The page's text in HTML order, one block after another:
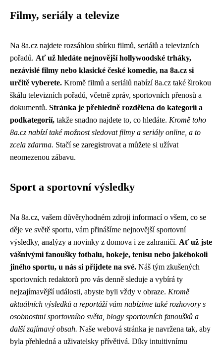
Filmy, seriály a televize
Na 8a.cz najdete rozsáhlou sbírku filmů, seriálů a televizních
pořadů. Ať už hledáte nejnovější hollywoodské trháky,
nezávislé filmy nebo klasické české komedie, na 8a.cz si
určitě vyberete. Kromě filmů a seriálů nabízí 8a.cz také širokou
škálu televizních pořadů, včetně zpráv, sportovních přenosů a
dokumentů. Stránka je přehledně rozdělena do kategorií a
podkategorií, takže snadno najdete to, co hledáte. Kromě toho
8a.cz nabízí také možnost sledovat filmy a seriály online, a to
zcela zdarma. Stačí se zaregistrovat a můžete si užívat
neomezenou zábavu.
Sport a sportovní výsledky
Na 8a.cz, vašem důvěryhodném zdroji informací o všem, co se
děje ve světě sportu, vám přinášíme nejnovější sportovní
výsledky, analýzy a novinky z domova i ze zahraničí. Ať už jste
vášnivými fanoušky fotbalu, hokeje, tenisu nebo jakéhokoli
jiného sportu, u nás si přijdete na své. Náš tým zkušených
sportovních redaktorů pro vás denně sleduje a vybírá ty
nejzajímavější události, abyste byli vždy v obraze. Kromě
aktuálních výsledků a reportáží vám nabízíme také rozhovory s
osobnostmi sportovního světa, blogy sportovních fanoušků a
další zajímavý obsah. Naše webová stránka je navržena tak, aby
byla přehledná a uživatelsky přívětivá. Díky intuitivnímu